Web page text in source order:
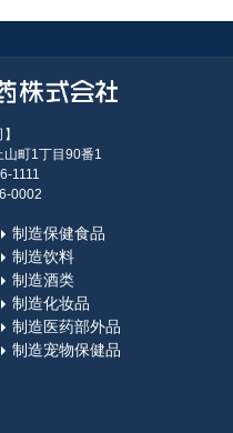
山町1丁目90番1
1111
0002
制造保健食品
制造饮料
制造酒类
制造化妆品
制造医药部外品
制造宠物保健品